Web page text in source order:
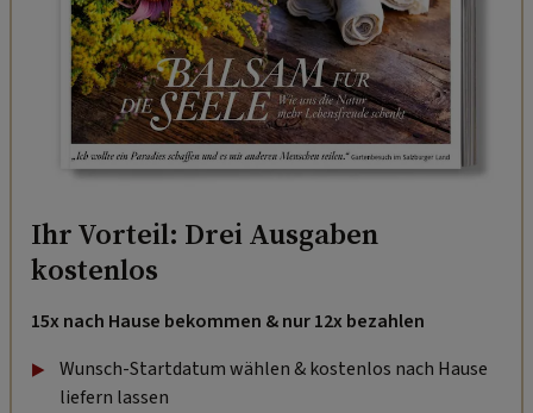
Ihr Vorteil: Drei Ausgaben
kostenlos
15x nach Hause bekommen & nur 12x bezahlen
Wunsch-Startdatum wählen & kostenlos nach Hause
liefern lassen